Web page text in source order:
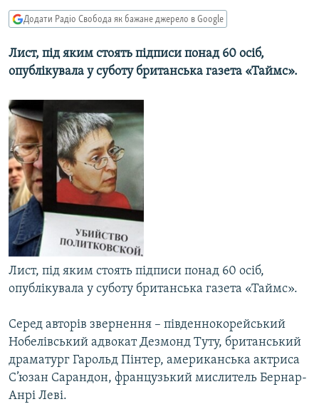
СПОРТ
СВІТ
ТИ ЯК?
ПРИАЗОВ’Я
МУЛЬТИМЕДІА
ФОТО
СПЕЦПРОЄКТИ
ПОДКАСТИ
КРИМ РЕАЛІЇ
РУС
УКР
КТАТ
ДОЛУЧАЙСЯ!
Додати Радіо Свобода як бажане джерело в Google
Лист, під яким стоять підписи понад 60 осіб,
опублікувала у суботу британська газета «Таймс».
Лист, під яким стоять підписи понад 60 осіб,
опублікувала у суботу британська газета «Таймс».
Серед авторів звернення – південнокорейський
Нобелівський адвокат Дезмонд Туту, британський
драматург Гарольд Пінтер, американська актриса
С’юзан Сарандон, французький мислитель Бернар-
Анрі Леві.